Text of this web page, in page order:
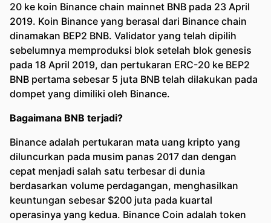
20 ke koin Binance chain mainnet BNB pada 23 April
2019. Koin Binance yang berasal dari Binance chain
dinamakan BEP2 BNB. Validator yang telah dipilih
sebelumnya memproduksi blok setelah blok genesis
pada 18 April 2019, dan pertukaran ERC-20 ke BEP2
BNB pertama sebesar 5 juta BNB telah dilakukan pada
dompet yang dimiliki oleh Binance.
Bagaimana BNB terjadi?
Binance adalah pertukaran mata uang kripto yang
diluncurkan pada musim panas 2017 dan dengan
cepat menjadi salah satu terbesar di dunia
berdasarkan volume perdagangan, menghasilkan
keuntungan sebesar $200 juta pada kuartal
operasinya yang kedua. Binance Coin adalah token